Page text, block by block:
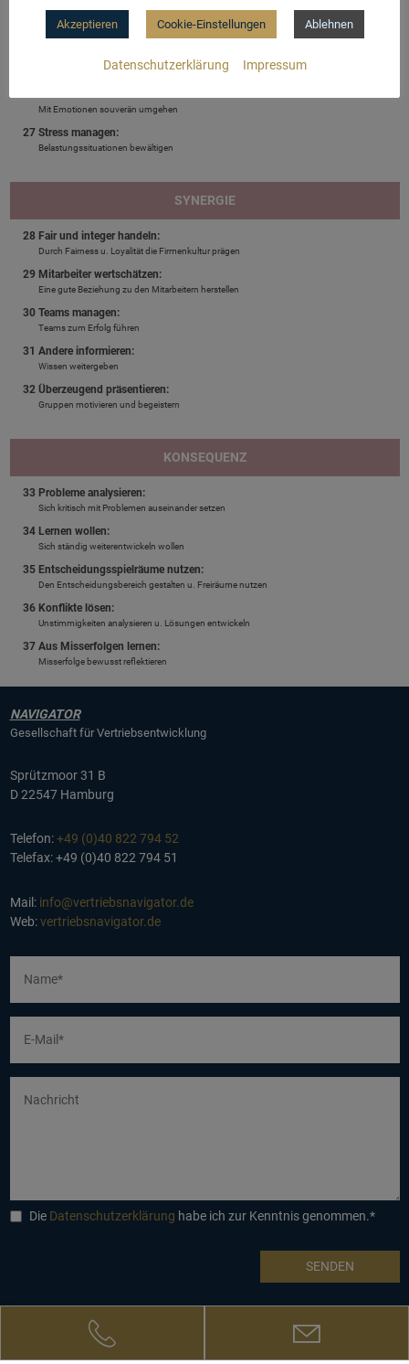
24 Aufgaben delegieren:
Die richtigen Aufgaben an die richtigen Personen delegieren
Zusagen einhalten
Mit Emotionen souverän umgehen
27 Stress managen:
Belastungssituationen bewältigen
SYNERGIE
28 Fair und integer handeln:
Durch Fairness u. Loyalität die Firmenkultur prägen
29 Mitarbeiter wertschätzen:
Eine gute Beziehung zu den Mitarbeitern herstellen
30 Teams managen:
Teams zum Erfolg führen
31 Andere informieren:
Wissen weitergeben
32 Überzeugend präsentieren:
Gruppen motivieren und begeistern
KONSEQUENZ
33 Probleme analysieren:
Sich kritisch mit Problemen auseinander setzen
34 Lernen wollen:
Sich ständig weiterentwickeln wollen
35 Entscheidungsspielräume nutzen:
Den Entscheidungsbereich gestalten u. Freiräume nutzen
36 Konflikte lösen:
Unstimmigkeiten analysieren u. Lösungen entwickeln
37 Aus Misserfolgen lernen:
Misserfolge bewusst reflektieren
NAVIGATOR
Gesellschaft für Vertriebsentwicklung
Sprützmoor 31 B
D 22547 Hamburg
Telefon:+49 (0)40 822 794 52
Telefax: +49 (0)40 822 794 51
Mail: info@vertriebsnavigator.de
Web:vertriebsnavigator.de
Die Datenschutzerklärung habe ich zur Kenntnis genommen.*
IMPRESSUM
Akzeptieren Cookie-Einstellungen Ablehnen
Datenschutzerklärung Impressum